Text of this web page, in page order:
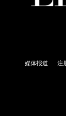
媒体报道 注